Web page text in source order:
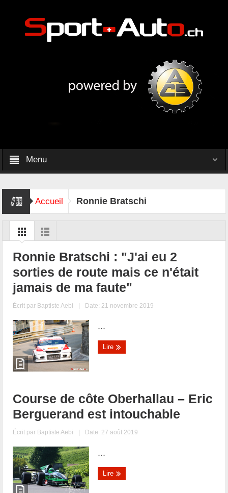
Menu
Accueil Ronnie Bratschi
Ronnie Bratschi : "J'ai eu 2
sorties de route mais ce n'était
jamais de ma faute"
Écrit par Baptiste Aebi | Date: 21 novembre 2019
...
Lire
Course de côte Oberhallau – Eric
Berguerand est intouchable
Écrit par Baptiste Aebi | Date: 27 août 2019
...
Lire